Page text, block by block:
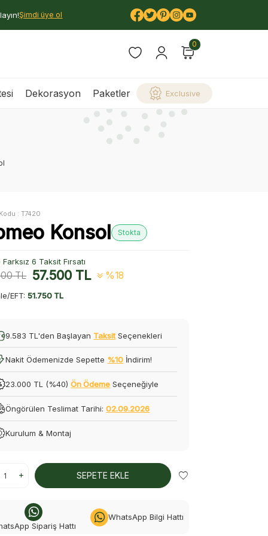
Şimdi üye ol
0
Dekorasyon Paketler Exclusive
:T7420
Konsol Stokta
6 Taksit Fırsatı
TL 57.500TL %18
EFT:51.750 TL
9.583 TL'den Başlayan Taksit Seçenekleri
Nakit Ödemenizde Sepette %10 İndirim!
23.000 TL (%40)Ön Ödeme Seçeneğiyle
Öngörülen Teslimat Tarihi:02.09.2026
Kurulum & Montaj
SEPETE EKLE
Sipariş Hattı
WhatsApp Bilgi Hattı